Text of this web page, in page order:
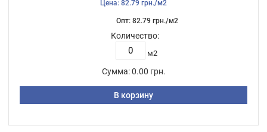
Цена: 82.79 грн./м2
Опт: 82.79 грн./м2
Количество:
м2
Сумма: 0.00 грн.
В корзину